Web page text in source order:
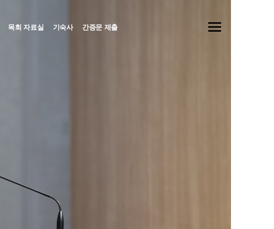
목회 자료실 기숙사 간증문 제출